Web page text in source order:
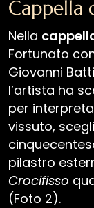
Furlan
Cappella
Nella
Fortunato
Giovanni
l’artista ha
per
vissuto,
pilastro
Crocifisso
(Foto 2).